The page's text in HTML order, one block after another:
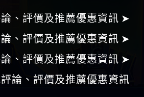
論、評價及推薦優惠資訊
、評價及推薦優惠資訊 ➤
、評價及推薦優惠資訊 ➤
、評價及推薦優惠資訊 ➤